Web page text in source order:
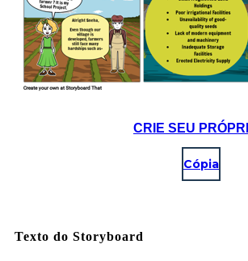
CRIE SEU
Cópia
Texto do Storyboard